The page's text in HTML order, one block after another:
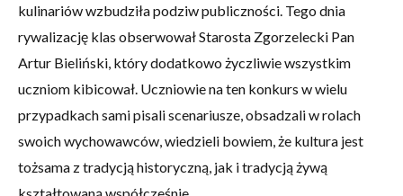
kulinariów wzbudziła podziw publiczności. Tego dnia
rywalizację klas obserwował Starosta Zgorzelecki Pan
Artur Bieliński, który dodatkowo życzliwie wszystkim
uczniom kibicował. Uczniowie na ten konkurs w wielu
przypadkach sami pisali scenariusze, obsadzali w rolach
swoich wychowawców, wiedzieli bowiem, że kultura jest
tożsama z tradycją historyczną, jak i tradycją żywą